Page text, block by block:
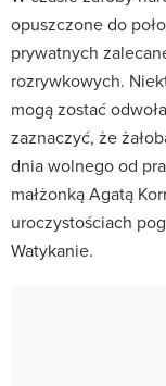
opuszczone do
prywatnych
rozrywkowych.
mogą zostać
zaznaczyć, że
dnia wolnego od
małżonką Agatą
uroczystościach
Watykanie.